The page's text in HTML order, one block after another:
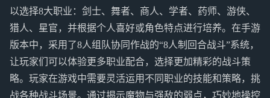
以选择8大职业：剑士、舞者、商人、学者、药师、游侠、
猎人、星官，并根据个人喜好或角色特点进行培养。在手游
版本中，采用了8人组队协同作战的“8人制回合战斗”系统，
让玩家们可以体验更多职业配合，选择更加精彩的战斗策
略。玩家在游戏中需要灵活运用不同职业的技能和策略，挑
战各种战斗场景。通过揭示魔物与强敌的弱点，巧妙地操控